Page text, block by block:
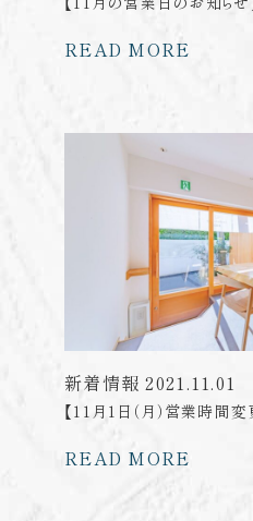
【11月の営業日のお知らせ
READ MORE
新着情報 2021.11.01
【11月1日（月）営業時間変
READ MORE